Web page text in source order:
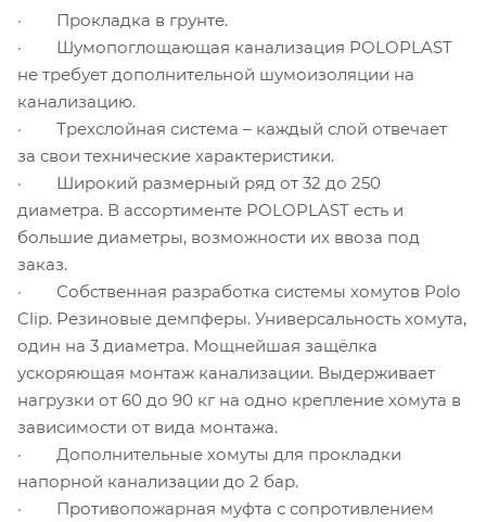
· Прокладка в грунте.
· Шумопоглощающая канализация POLOPLAST
не требует дополнительной шумоизоляции на
канализацию.
· Трехслойная система – каждый слой отвечает
за свои технические характеристики.
· Широкий размерный ряд от 32 до 250
диаметра. В ассортименте POLOPLAST есть и
большие диаметры, возможности их ввоза под
заказ.
· Собственная разработка системы хомутов Polo
Clip. Резиновые демпферы. Универсальность хомута,
один на 3 диаметра. Мощнейшая защёлка
ускоряющая монтаж канализации. Выдерживает
нагрузки от 60 до 90 кг на одно крепление хомута в
зависимости от вида монтажа.
· Дополнительные хомуты для прокладки
напорной канализации до 2 бар.
· Противопожарная муфта с сопротивлением